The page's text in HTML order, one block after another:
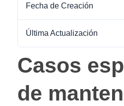
Fecha de Creación
Última Actualización
Casos
de